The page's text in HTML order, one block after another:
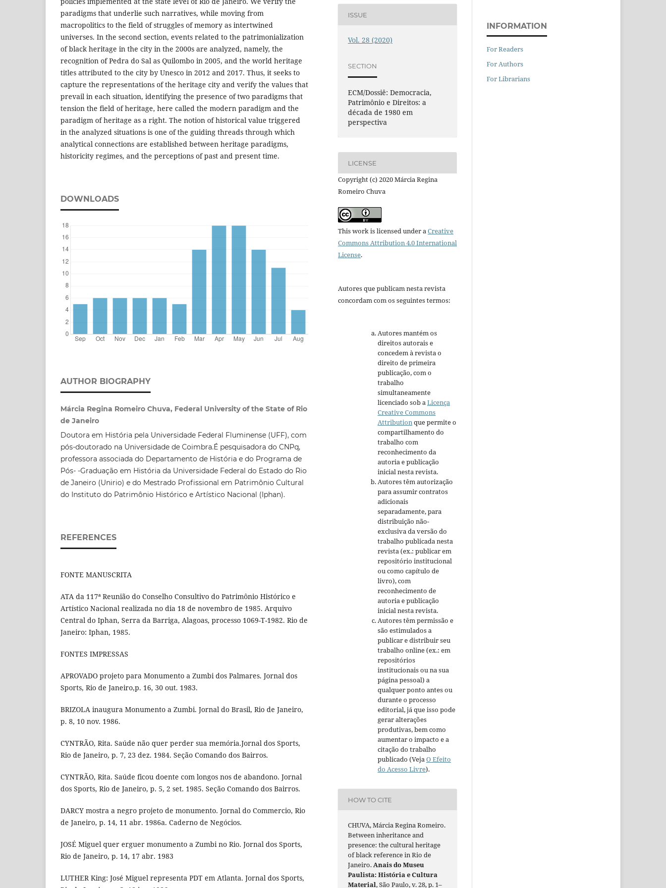
paradigms that underlie such narratives, while moving from
macropolitics to the field of struggles of memory as intertwined
universes. In the second section, events related to the patrimonialization
of black heritage in the city in the 2000s are analyzed, namely, the
recognition of Pedra do Sal as Quilombo in 2005, and the world heritage
titles attributed to the city by Unesco in 2012 and 2017. Thus, it seeks to
capture the representations of the heritage city and verify the values that
prevail in each situation, identifying the presence of two paradigms that
tension the field of heritage, here called the modern paradigm and the
paradigm of heritage as a right. The notion of historical value triggered
in the analyzed situations is one of the guiding threads through which
analytical connections are established between heritage paradigms,
historicity regimes, and the perceptions of past and present time.
DOWNLOADS
AUTHOR BIOGRAPHY
Márcia Regina Romeiro Chuva, Federal University of the State of Rio
de Janeiro
Doutora em História pela Universidade Federal Fluminense (UFF), com
pós-doutorado na Universidade de Coimbra.É pesquisadora do CNPq,
professora associada do Departamento de História e do Programa de
Pós- -Graduação em História da Universidade Federal do Estado do Rio
de Janeiro (Unirio) e do Mestrado Profissional em Patrimônio Cultural
do Instituto do Patrimônio Histórico e Artístico Nacional (Iphan).
REFERENCES
FONTE MANUSCRITA
ATA da 117ª Reunião do Conselho Consultivo do Patrimônio Histórico e
Artístico Nacional realizada no dia 18 de novembro de 1985. Arquivo
Central do Iphan, Serra da Barriga, Alagoas, processo 1069-T-1982. Rio de
Janeiro: Iphan, 1985.
FONTES IMPRESSAS
APROVADO projeto para Monumento a Zumbi dos Palmares. Jornal dos
Sports, Rio de Janeiro,p. 16, 30 out. 1983.
BRIZOLA inaugura Monumento a Zumbi. Jornal do Brasil, Rio de Janeiro,
p. 8, 10 nov. 1986.
CYNTRÃO, Rita. Saúde não quer perder sua memória.Jornal dos Sports,
Rio de Janeiro, p. 7, 23 dez. 1984. Seção Comando dos Bairros.
CYNTRÃO, Rita. Saúde ficou doente com longos nos de abandono. Jornal
dos Sports, Rio de Janeiro, p. 5, 2 set. 1985. Seção Comando dos Bairros.
DARCY mostra a negro projeto de monumento. Jornal do Commercio, Rio
de Janeiro, p. 14, 11 abr. 1986a. Caderno de Negócios.
JOSÉ Miguel quer erguer monumento a Zumbi no Rio. Jornal dos Sports,
Rio de Janeiro, p. 14, 17 abr. 1983
LUTHER King: José Miguel representa PDT em Atlanta. Jornal dos Sports,
ISSUE
Vol. 28 (2020)
SECTION
ECM/Dossiê: Democracia,
Patrimônio e Direitos: a
década de 1980 em
perspectiva
LICENSE
Copyright (c) 2020 Márcia Regina
Romeiro Chuva
This work is licensed under aCreative
Commons Attribution 4.0 International
License.
Autores que publicam nesta revista
concordam com os seguintes termos:
Autores mantém os
direitos autorais e
concedem à revista o
direito de primeira
publicação, com o
trabalho
simultaneamente
licenciado sob aLicença
Creative Commons
Attributionque permite o
compartilhamento do
trabalho com
reconhecimento da
autoria e publicação
inicial nesta revista.
Autores têm autorização
para assumir contratos
adicionais
separadamente, para
distribuição não-
exclusiva da versão do
trabalho publicada nesta
revista (ex.: publicar em
repositório institucional
ou como capítulo de
livro), com
reconhecimento de
autoria e publicação
inicial nesta revista.
Autores têm permissão e
são estimulados a
publicar e distribuir seu
trabalho online (ex.: em
repositórios
institucionais ou na sua
página pessoal) a
qualquer ponto antes ou
durante o processo
editorial, já que isso pode
gerar alterações
produtivas, bem como
aumentar o impacto e a
citação do trabalho
publicado (VejaO Efeito
do Acesso Livre).
HOW TO CITE
CHUVA, Márcia Regina Romeiro.
Between inheritance and
presence: the cultural heritage
of black reference in Rio de
Janeiro.Anais do Museu
Paulista: História e Cultura
Material, São Paulo, v. 28, p. 1–
INFORMATION
For Readers
For Authors
For Librarians